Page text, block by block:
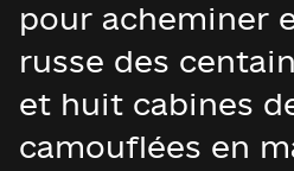
pour acheminer
russe des
et huit cabines
camouflées en